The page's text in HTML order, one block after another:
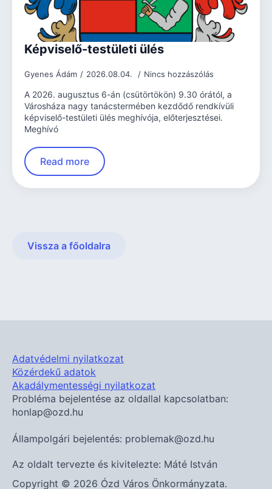
Képviselő-testületi ülés
Gyenes Ádám 2026.08.04. Nincs hozzászólás
A 2026. augusztus 6-án (csütörtökön) 9.30 órától, a
Városháza nagy tanácstermében kezdődő rendkívüli
képviselő-testületi ülés meghívója, előterjesztései.
Meghívó
Read more
Vissza a főoldalra
Adatvédelmi nyilatkozat
Közérdekű adatok
Akadálymentességi nyilatkozat
Probléma bejelentése az oldallal kapcsolatban:
honlap@ozd.hu
Állampolgári bejelentés: problemak@ozd.hu
Az oldalt tervezte és kivitelezte: Máté István
Copyright © 2026 Ózd Város Önkormányzata.